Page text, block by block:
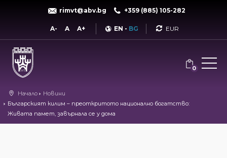
rimvt@abv.bg +359 (885) 105-282
A- A A+ EN - BG Currency
0
Начало
Новини
Българският килим – преоткритото национално богатство:
Живата памет, завърнала се у дома